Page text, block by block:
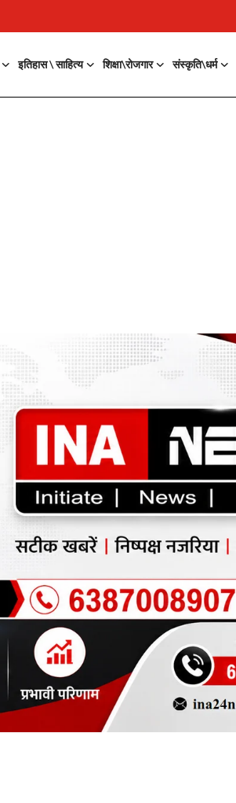
इतिहास \ साहित्य शिक्षा\रोजगार संस्कृति\धर्म